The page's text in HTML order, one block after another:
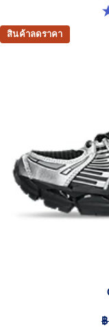
4.7 จาก
สินค้าลดราคา
฿